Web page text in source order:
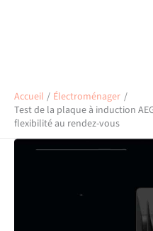
Accueil
Électroménager
Test de la plaque à induction
flexibilité au rendez-vous